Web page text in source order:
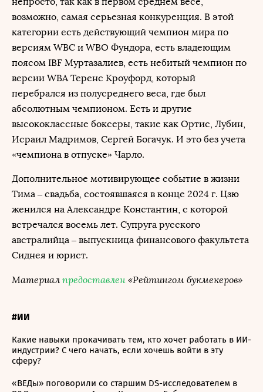
возможно, самая серьезная конкуренция. В этой
категории есть действующий чемпион мира по
версиям WBC и WBO Фундора, есть владеющим
поясом IBF Муртазалиев, есть небитый чемпион по
версии WBA Теренс Кроуфорд, который
перебрался из полусреднего веса, где был
абсолютным чемпионом. Есть и другие
высококлассные боксеры, такие как Ортис, Лубин,
Исраил Мадримов, Сергей Богачук. И это без учета
«чемпиона в отпуске» Чарло.
Дополнительное мотивирующее событие в жизни
Тима – свадьба, состоявшаяся в конце 2024 г. Цзю
женился на Александре Константин, с которой
встречался восемь лет. Супруга русского
австралийца – выпускница финансового факультета
Сиднея и юрист.
Материалпредоставлен«Рейтингом букмекеров»
#ИИ
Какие навыки прокачивать тем, кто хочет работать в ИИ-
индустрии? С чего начать, если хочешь войти в эту
сферу?
«ВЕДы» поговорили со старшим DS-исследователем в